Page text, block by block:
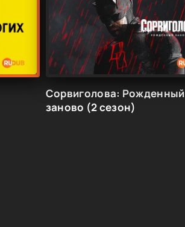
Сорвиголова: Рожденный
заново (2 сезон)